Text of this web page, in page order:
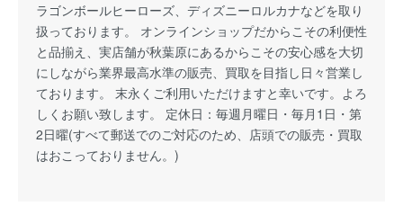
ラゴンボールヒーローズ、ディズニーロルカナなどを取り
扱っております。 オンラインショップだからこその利便性
と品揃え、実店舗が秋葉原にあるからこその安心感を大切
にしながら業界最高水準の販売、買取を目指し日々営業し
ております。 末永くご利用いただけますと幸いです。よろ
しくお願い致します。 定休日：毎週月曜日・毎月1日・第
2日曜(すべて郵送でのご対応のため、店頭での販売・買取
はおこっておりません。)